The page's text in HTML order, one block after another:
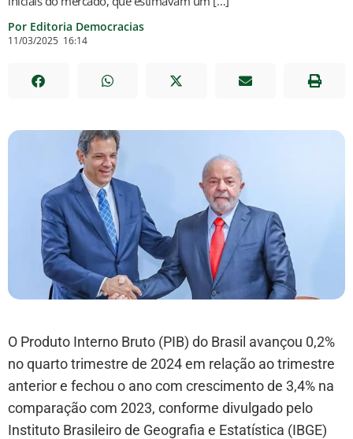
Por Editoria Democracias
11/03/2025 16:14
O Produto Interno Bruto (PIB) do Brasil avançou 0,2%
no quarto trimestre de 2024 em relação ao trimestre
anterior e fechou o ano com crescimento de 3,4% na
comparação com 2023, conforme divulgado pelo
Instituto Brasileiro de Geografia e Estatística (IBGE)